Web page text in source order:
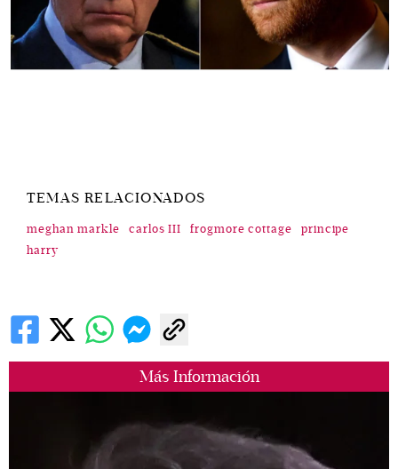
Más Información
TEMAS RELACIONADOS
meghan markle carlos III frogmore cottage
principe
harry